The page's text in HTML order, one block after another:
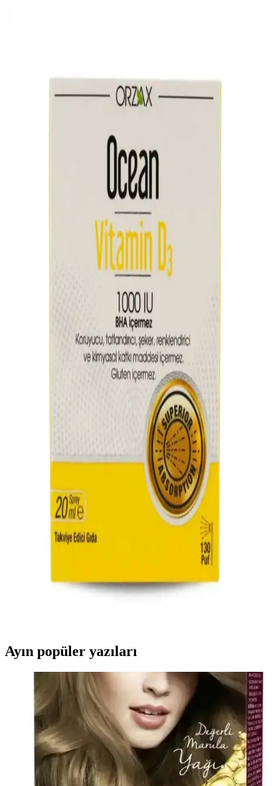
2025'te Balık Yağıyla Cilt ve Saç Sağlığınızda
Balık yağı ile cildinizi ve saçlarınızı güçlendirin, doğal güzelliğinizi
ortaya çıkarın. Detayları hemen keşfedin! Synopsıs: Balık yağı,
2025 yılında güzellik ve sağlıkt
2025'te Kemik Sağlığınızı Devrimsel Şekilde
Güçlendirecek Osteo Formülleri
Kemik sağlığınızı artıran osteo formüllerinin faydalarını öğrenin.
Doğru kullanımıyla yaşam kalitenizi yükseltin, hemen keşfedin!
2025'te Forte-D ile Vitamin D Eksikliğine Son:
Sağlığınızda Devrim!
Doğru dozda kullanarak sağlığınızı destekleyin, hemen inceleyin!
2025'te Vitamin D3 1000 IU ile Cildinizi ve
Sağlığınızı Yeniden Keşfedin
Vitamin D3 1000 IU ile kemik ve cilt sağlığınızı destekleyin,
bağışıklığınızı güçlendirin. Detayları hemen keşfedin!
Sedef Hastalığında Vitamin Eksiklikleri ve Cilt
Sağlığını Destekleyici Yaklaşımlar
Sedef hastalığında vitamin eksiklikleri cilt sorunlarını artırabilir.
Vitamin D, A, E ve C'nin önemi ve doğru yaşam tarzıyla cilt
sağlığını koruma yolları anlatılıyor.
Allergo D Vitamini ve Cilt Sağlığı Üzerindeki
Etkileri Güncel Bilgilerle Anlatılıyor
Allergo D vitamini, cilt sağlığını güçlendiren ve yaşlanmayı
geciktiren önemli bir takviye olup, güneş ışığı ve besinlerle alınabilir.
Doğru kullanımla sağlıklı cilt için etkili bir destek sağlar.
Ocean Vitamin D3 1000 IU Sprey ile Pratik ve Etkili
Ocean Vitamin D3 1000 IU Sprey, hızlı emilim sağlayan pratik
Ayın popüler yazıları